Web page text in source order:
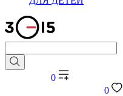
0
0